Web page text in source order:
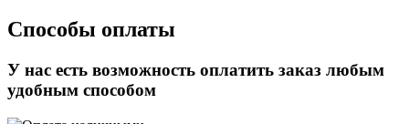
Способы оплаты
У нас есть возможность оплатить заказ любым
удобным способом